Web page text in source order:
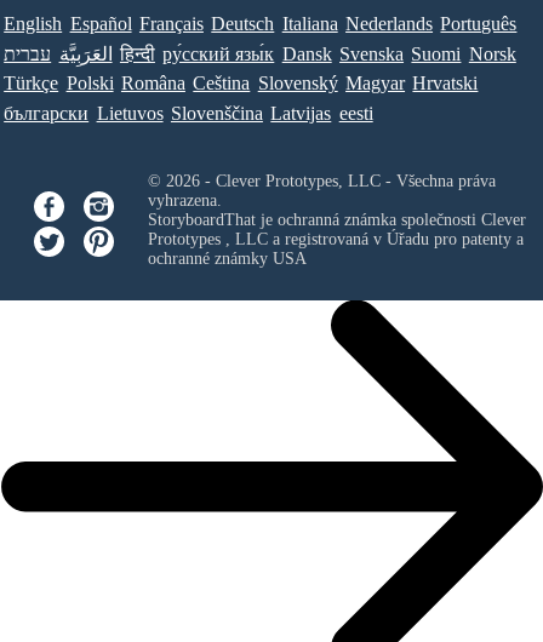
English Español Français Deutsch Italiana Nederlands Português
עברית العَرَبِيَّة हिन्दी ру́сский язы́к Dansk Svenska Suomi Norsk
Türkçe Polski Româna Ceština Slovenský Magyar Hrvatski
български Lietuvos Slovenščina Latvijas eesti
© 2026 - Clever Prototypes, LLC - Všechna práva
vyhrazena.
StoryboardThat je ochranná známka společnosti Clever
Prototypes , LLCa registrovaná v Úřadu pro patenty a
ochranné známky USA